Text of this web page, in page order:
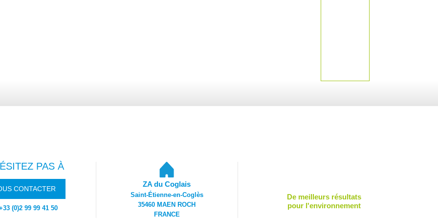
PAS À
CONTACTER
(0)2 99 99 41 50
ZA du Coglais
Saint-Étienne-en-Coglès
35460 MAEN ROCH
FRANCE
De meilleurs résultats
pour l'environnement